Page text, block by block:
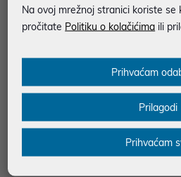
najam za pravne osobe od 12 do 36 mj.
Vidi detalje
MOGUĆNOST PLAĆANJA NA RATE
Na ovoj mrežnoj stranici koriste se
pročitate Politiku o kolačićima ili
Prihvaćam
Prilagodi
Prihvaćam